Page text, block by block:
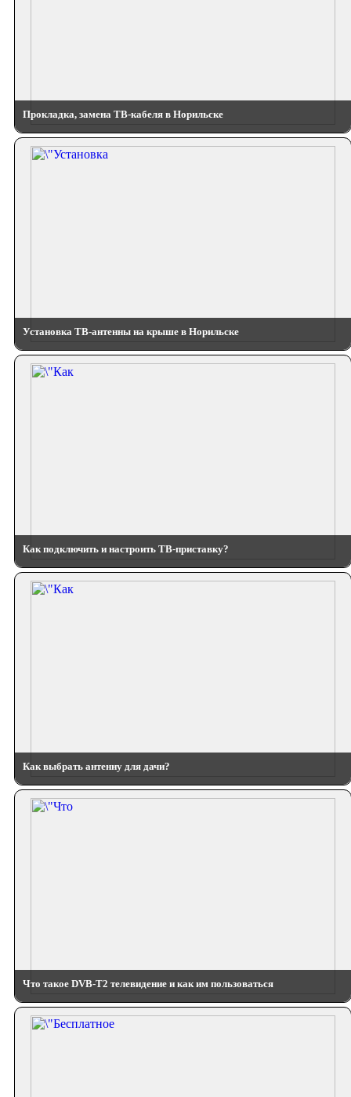
Прокладка, замена ТВ-кабеля в Норильске
Установка ТВ-антенны на крыше в Норильске
Как подключить и настроить ТВ-приставку?
Как выбрать антенну для дачи?
Что такое DVB-T2 телевидение и как им пользоваться